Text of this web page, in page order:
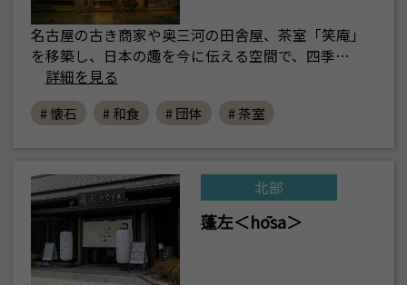
名古屋の古き商家や奥三河の田舎屋、茶室「笑庵」
を移築し、日本の趣を今に伝える空間で、四季…
詳細を見る
# 懐石 # 和食 # 団体 # 茶室
北部
蓬左＜hōsa＞